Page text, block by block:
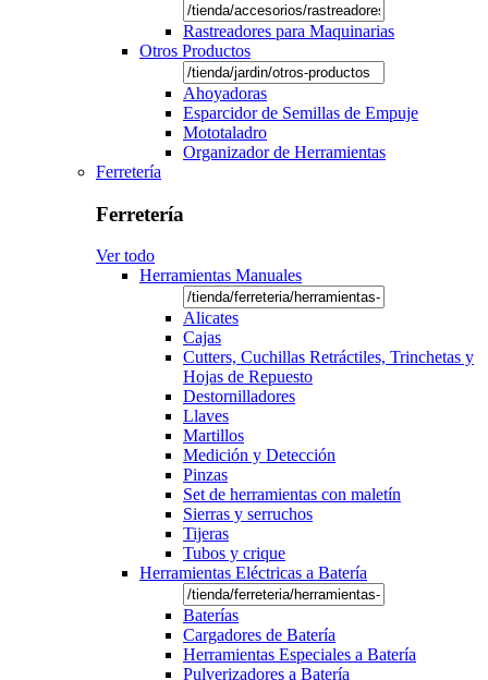
Rastreadores para Maquinarias
Otros Productos
Ahoyadoras
Esparcidor de Semillas de Empuje
Mototaladro
Organizador de Herramientas
Ferretería
Ferretería
Ver todo
Herramientas Manuales
Alicates
Cajas
Cutters, Cuchillas Retráctiles, Trinchetas y
Hojas de Repuesto
Destornilladores
Llaves
Martillos
Medición y Detección
Pinzas
Set de herramientas con maletín
Sierras y serruchos
Tijeras
Tubos y crique
Herramientas Eléctricas a Batería
Baterías
Cargadores de Batería
Herramientas Especiales a Batería
Pulverizadores a Batería